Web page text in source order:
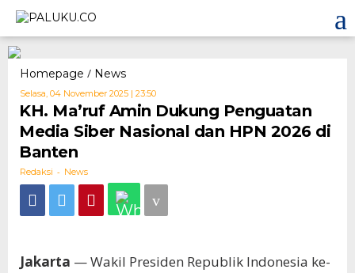
Skip
content
Homepage / News
Ma’ruf
Amin
Dukung
Penguatan
dan
HPN
2026
Selasa, 04 November 2025 | 23:50
Redaksi
KH. Ma’ruf Amin Dukung Penguatan
Media Siber Nasional dan HPN 2026 di
Banten
Redaksi - News
Jakarta — Wakil Presiden Republik Indonesia ke-